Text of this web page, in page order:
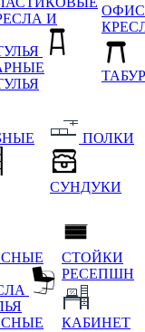
И
ПОЛКИ
СУНДУКИ
СТОЙКИ
РЕСЕПШН
КАБИНЕТ